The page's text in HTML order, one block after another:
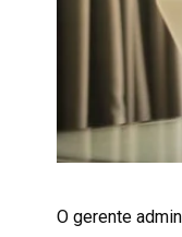
O gerente